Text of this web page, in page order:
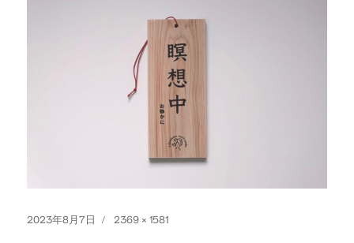
投
2023年8月7日
フ
2369 × 1581